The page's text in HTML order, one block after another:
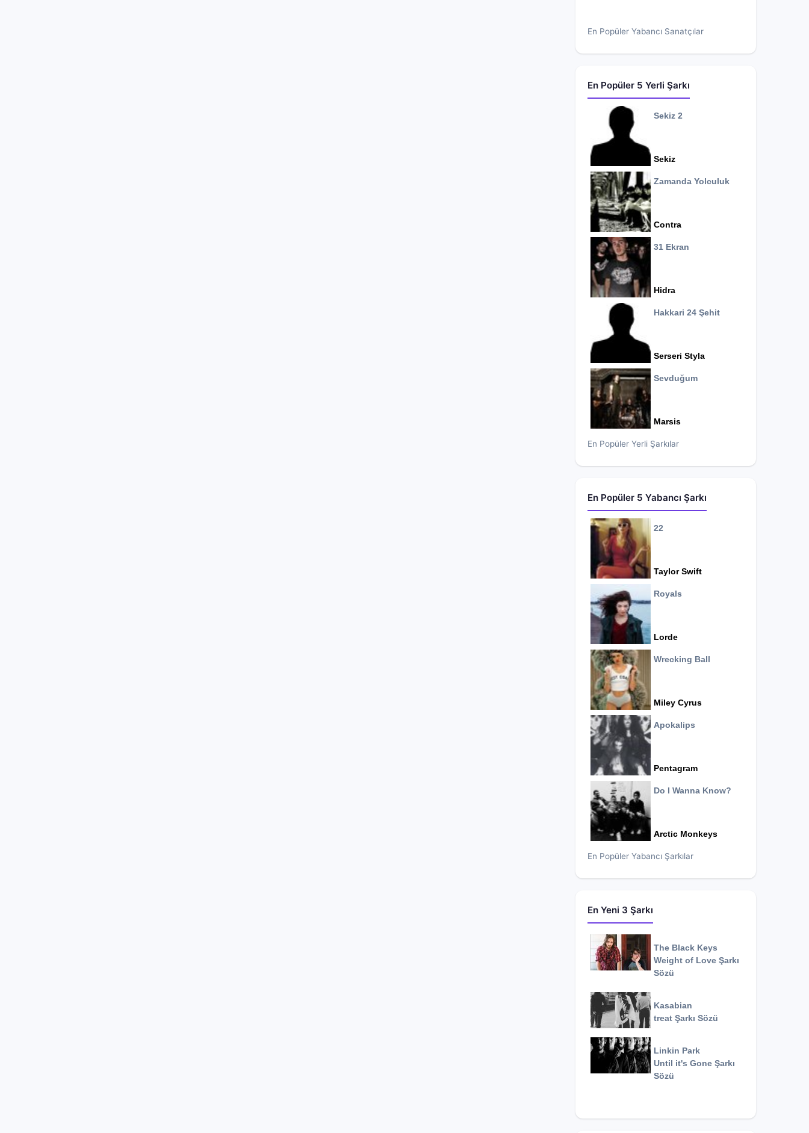
En Popüler Yabancı Sanatçılar
En Popüler 5 Yerli Şarkı
Sekiz 2
Sekiz
Zamanda Yolculuk
Contra
31 Ekran
Hidra
Hakkari 24 Şehit
Serseri Styla
Sevduğum
Marsis
En Popüler Yerli Şarkılar
En Popüler 5 Yabancı Şarkı
22
Taylor Swift
Royals
Lorde
Wrecking Ball
Miley Cyrus
Apokalips
Pentagram
Do I Wanna Know?
Arctic Monkeys
En Popüler Yabancı Şarkılar
En Yeni 3 Şarkı
The Black Keys
Weight of Love Şarkı
Sözü
Kasabian
treat Şarkı Sözü
Linkin Park
Until it's Gone Şarkı
Sözü